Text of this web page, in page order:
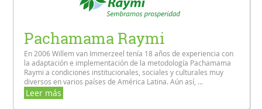
Pachamama Raymi
En 2006 Willem van Immerzeel tenía 18 años de experiencia con
la adaptación e implementación de la metodología Pachamama
Raymi a condiciones institucionales, sociales y culturales muy
diversos en varios países de América Latina. Aún así, ...
Leer más